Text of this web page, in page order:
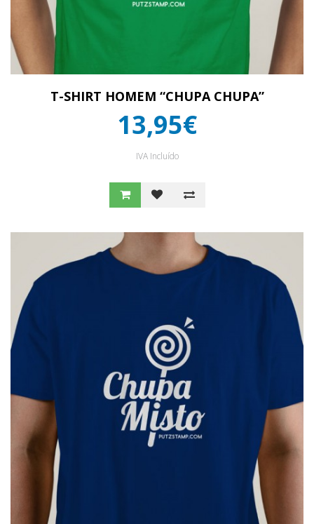
T-SHIRT HOMEM “CHUPA CHUPA”
13,95€
IVA Incluído